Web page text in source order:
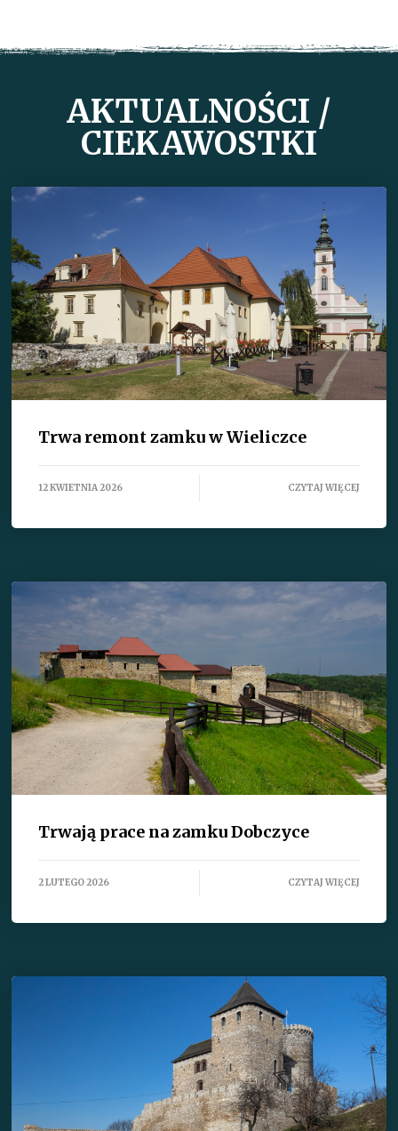
AKTUALNOŚCI /
CIEKAWOSTKI
Trwa remont zamku w Wieliczce
12 KWIETNIA 2026 CZYTAJ WIĘCEJ
Trwają prace na zamku Dobczyce
2 LUTEGO 2026 CZYTAJ WIĘCEJ